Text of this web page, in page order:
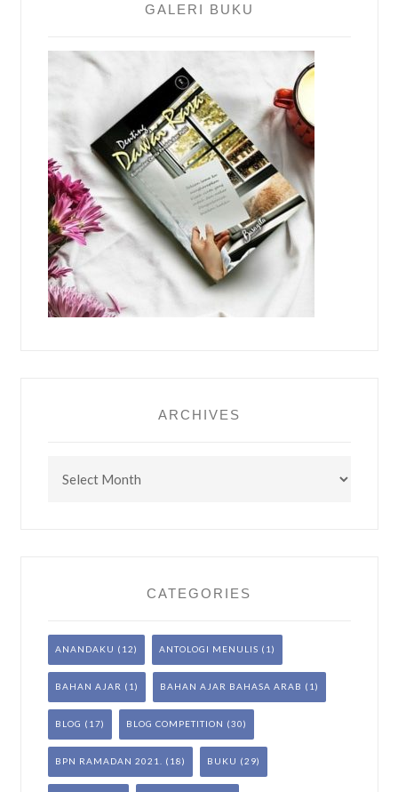
GALERI BUKU
ARCHIVES
CATEGORIES
ANANDAKU (12) ANTOLOGI MENULIS (1)
BAHAN AJAR (1) BAHAN AJAR BAHASA ARAB (1)
BLOG (17) BLOG COMPETITION (30)
BPN RAMADAN 2021. (18) BUKU (29)